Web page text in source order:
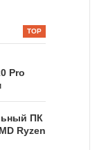
Pro
ПК
Ryzen